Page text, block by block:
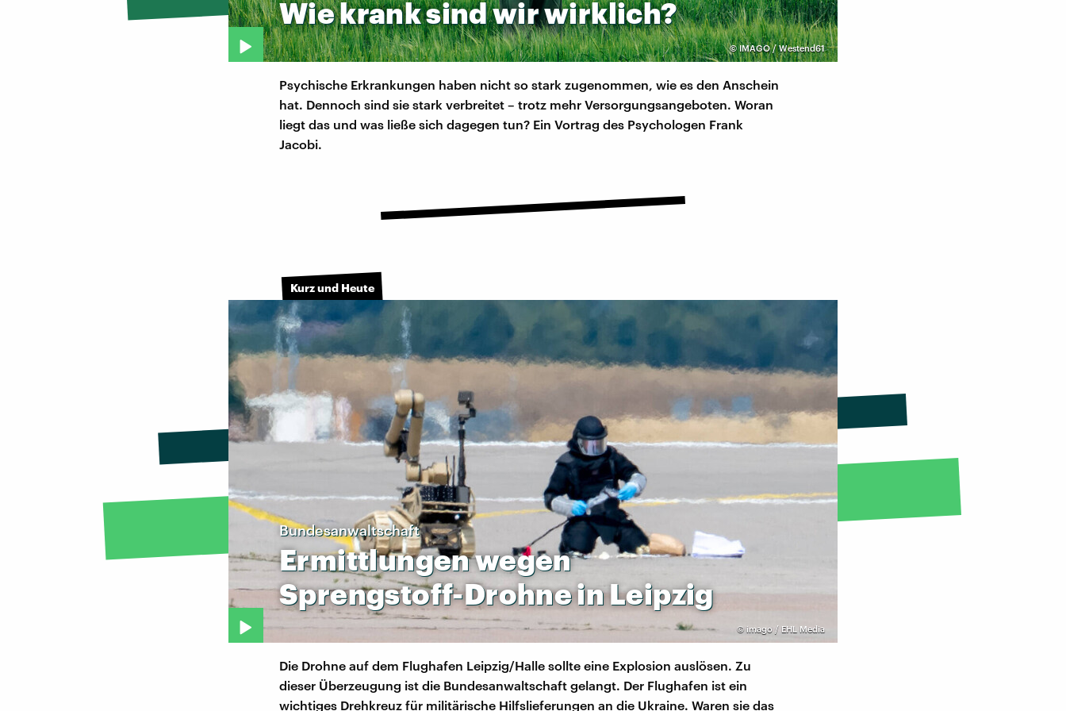
©IMAGO / Westend61
Wiekranksindwirwirklich?
Psychische Erkrankungen haben nicht so stark zugenommen, wie es den Anschein
hat. Dennoch sind sie stark verbreitet – trotz mehr Versorgungsangeboten. Woran
liegt das und was ließe sich dagegen tun? Ein Vortrag des Psychologen Frank
Jacobi.
Kurz und Heute
©imago / EHL Media
Bundesanwaltschaft
Ermittlungenwegen
Sprengstoff-DrohneinLeipzig
Die Drohne auf dem Flughafen Leipzig/Halle sollte eine Explosion auslösen. Zu
dieser Überzeugung ist die Bundesanwaltschaft gelangt. Der Flughafen ist ein
wichtiges Drehkreuz für militärische Hilfslieferungen an die Ukraine. Waren sie das